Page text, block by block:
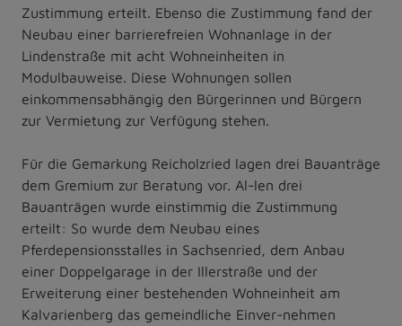
Zustimmung erteilt. Ebenso die Zustimmung fand der
Neubau einer barrierefreien Wohnanlage in der
Lindenstraße mit acht Wohneinheiten in
Modulbauweise. Diese Wohnungen sollen
einkommensabhängig den Bürgerinnen und Bürgern
zur Vermietung zur Verfügung stehen.
Für die Gemarkung Reicholzried lagen drei Bauanträge
dem Gremium zur Beratung vor. Al-len drei
Bauanträgen wurde einstimmig die Zustimmung
erteilt: So wurde dem Neubau eines
Pferdepensionsstalles in Sachsenried, dem Anbau
einer Doppelgarage in der Illerstraße und der
Erweiterung einer bestehenden Wohneinheit am
Kalvarienberg das gemeindliche Einver-nehmen